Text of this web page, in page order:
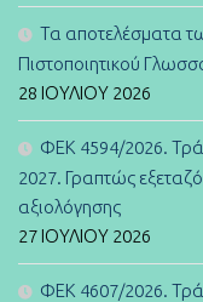
Τα αποτελέσματα
Πιστοποιητικού
28 ΙΟΥΛΊΟΥ 2026
ΦΕΚ 4594/2026.
2027. Γραπτώς
αξιολόγησης
27 ΙΟΥΛΊΟΥ 2026
ΦΕΚ 4607/2026.